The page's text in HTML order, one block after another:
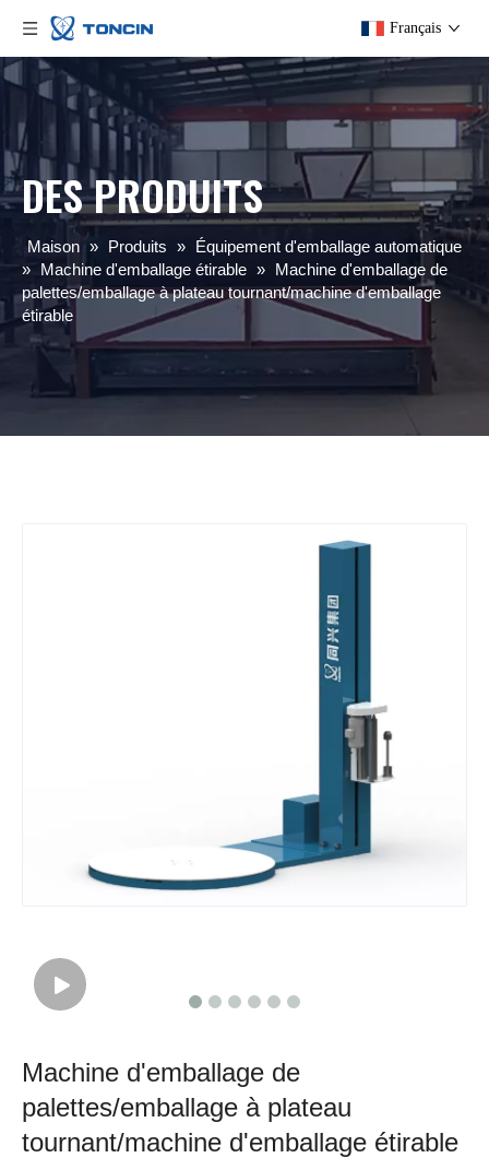
Français
DES PRODUITS
Maison » Produits » Équipement d'emballage automatique
» Machine d'emballage étirable » Machine d'emballage de
palettes/emballage à plateau tournant/machine d'emballage
étirable
Machine d'emballage de
palettes/emballage à plateau
tournant/machine d'emballage étirable